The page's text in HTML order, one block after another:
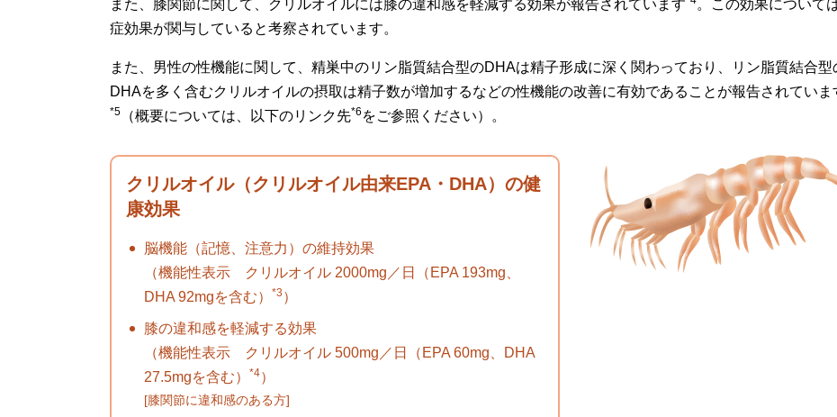
また、膝関節に関して、クリルオイルには膝の違和感を軽減する効果が報告されています
。この効果について
症効果が関与していると考察されています。
また、男性の性機能に関して、精巣中のリン脂質結合型のDHAは精子形成に深く関わっており、リン脂質結合型
DHAを多く含むクリルオイルの摂取は精子数が増加するなどの性機能の改善に有効であることが報告されていま
*5 （概要については、以下のリンク先*6 をご参照ください）。
クリルオイル（クリルオイル由来EPA・DHA）の健
康効果
脳機能（記憶、注意力）の維持効果
（機能性表示 クリルオイル 2000mg／日（EPA 193mg、
DHA 92mgを含む）
*3 ）
膝の違和感を軽減する効果
（機能性表示 クリルオイル 500mg／日（EPA 60mg、DHA
27.5mgを含む）
*4）
[膝関節に違和感のある方]